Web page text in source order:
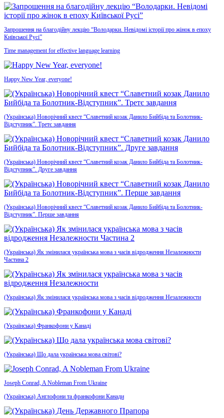
Запрошення на благодійну лекцію “Володарки. Невідомі історії про жінок в епоху
Київської Русі”
Time management for effective language learning
Happy New Year, everyone!
(Українська) Новорічний квест “Славетний козак Данило Бийбіда та Болотник-
Відступник”. Третє завдання
(Українська) Новорічний квест “Славетний козак Данило Бийбіда та Болотник-
Відступник”. Друге завдання
(Українська) Новорічний квест “Славетний козак Данило Бийбіда та Болотник-
Відступник”. Перше завдання
(Українська) Як змінилася українська мова з часів відродження Незалежности
Частина 2
(Українська) Як змінилася українська мова з часів відродження Незалежности
(Українська) Франкофони у Канаді
(Українська) Що дала українська мова світові?
Joseph Conrad, A Nobleman From Ukraine
(Українська) Англофони та франкофони Канади